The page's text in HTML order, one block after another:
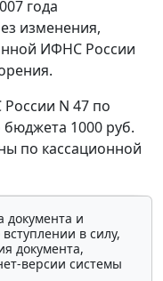
года
изменения,
ИФНС России
N 47 по
1000 руб.
по кассационной
документа и
в силу,
документа,
версии системы